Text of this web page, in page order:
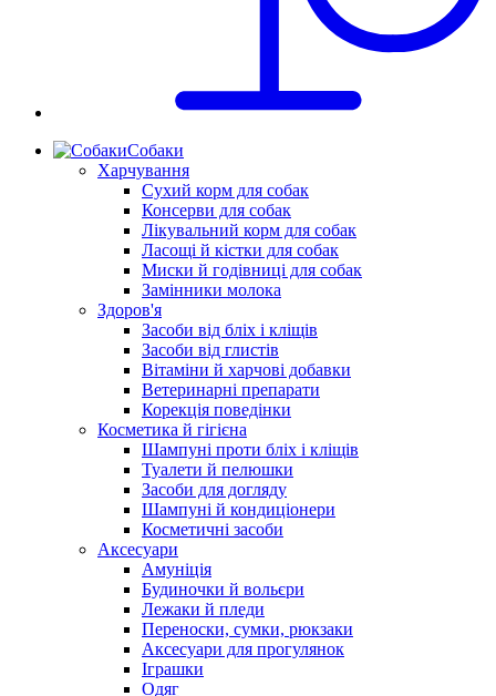
Собаки
Харчування
Сухий корм для собак
Консерви для собак
Лікувальний корм для собак
Ласощі й кістки для собак
Миски й годівниці для собак
Замінники молока
Здоров'я
Засоби від бліх і кліщів
Засоби від глистів
Вітаміни й харчові добавки
Ветеринарні препарати
Корекція поведінки
Косметика й гігієна
Шампуні проти бліх і кліщів
Туалети й пелюшки
Засоби для догляду
Шампуні й кондиціонери
Косметичні засоби
Аксесуари
Амуніція
Будиночки й вольєри
Лежаки й пледи
Переноски, сумки, рюкзаки
Аксесуари для прогулянок
Іграшки
Одяг